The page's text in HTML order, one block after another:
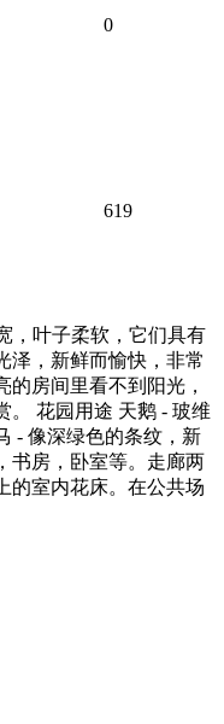
0
619
，叶子柔软，它们具有
泽，新鲜而愉快，非常
的房间里看不到阳光，
。 花园用途 天鹅 - 玻维
- 像深绿色的条纹，新
书房，卧室等。走廊两
的室内花床。在公共场